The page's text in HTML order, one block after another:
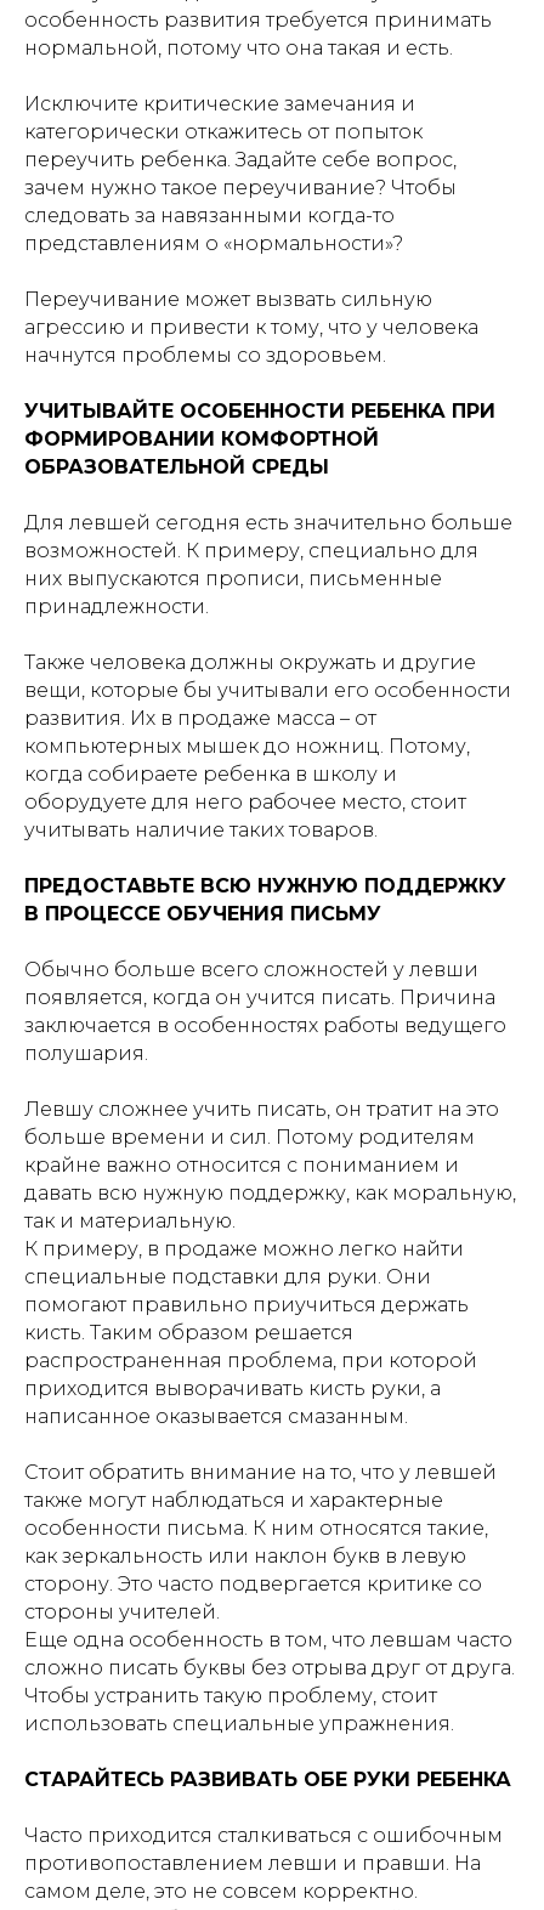
особенность развития требуется принимать
нормальной, потому что она такая и есть.
Исключите критические замечания и
категорически откажитесь от попыток
переучить ребенка. Задайте себе вопрос,
зачем нужно такое переучивание? Чтобы
следовать за навязанными когда-то
представлениям о «нормальности»?
Переучивание может вызвать сильную
агрессию и привести к тому, что у человека
начнутся проблемы со здоровьем.
УЧИТЫВАЙТЕ ОСОБЕННОСТИ РЕБЕНКА ПРИ
ФОРМИРОВАНИИ КОМФОРТНОЙ
ОБРАЗОВАТЕЛЬНОЙ СРЕДЫ
Для левшей сегодня есть значительно больше
возможностей. К примеру, специально для
них выпускаются прописи, письменные
принадлежности.
Также человека должны окружать и другие
вещи, которые бы учитывали его особенности
развития. Их в продаже масса – от
компьютерных мышек до ножниц. Потому,
когда собираете ребенка в школу и
оборудуете для него рабочее место, стоит
учитывать наличие таких товаров.
ПРЕДОСТАВЬТЕ ВСЮ НУЖНУЮ ПОДДЕРЖКУ
В ПРОЦЕССЕ ОБУЧЕНИЯ ПИСЬМУ
Обычно больше всего сложностей у левши
появляется, когда он учится писать. Причина
заключается в особенностях работы ведущего
полушария.
Левшу сложнее учить писать, он тратит на это
больше времени и сил. Потому родителям
крайне важно относится с пониманием и
давать всю нужную поддержку, как моральную,
так и материальную.
К примеру, в продаже можно легко найти
специальные подставки для руки. Они
помогают правильно приучиться держать
кисть. Таким образом решается
распространенная проблема, при которой
приходится выворачивать кисть руки, а
написанное оказывается смазанным.
Стоит обратить внимание на то, что у левшей
также могут наблюдаться и характерные
особенности письма. К ним относятся такие,
как зеркальность или наклон букв в левую
сторону. Это часто подвергается критике со
стороны учителей.
Еще одна особенность в том, что левшам часто
сложно писать буквы без отрыва друг от друга.
Чтобы устранить такую проблему, стоит
использовать специальные упражнения.
СТАРАЙТЕСЬ РАЗВИВАТЬ ОБЕ РУКИ РЕБЕНКА
Часто приходится сталкиваться с ошибочным
противопоставлением левши и правши. На
самом деле, это не совсем корректно.